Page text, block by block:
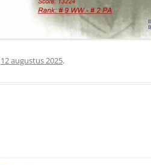
12 augustus 2025.